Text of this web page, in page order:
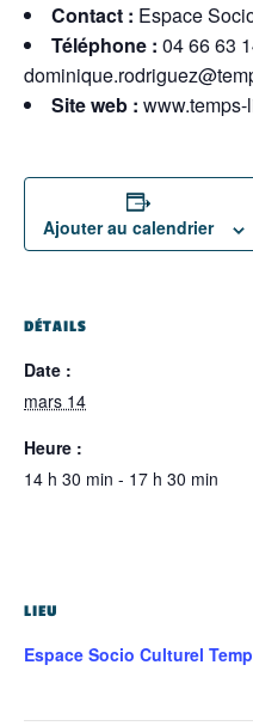
Contact : Espace
Téléphone : 04 66 63
Site web : www.temps-
Ajouter au calendrier
DÉTAILS
Date :
mars 14
Heure :
14 h 30 min - 17 h 30 min
LIEU
Espace Socio Culturel